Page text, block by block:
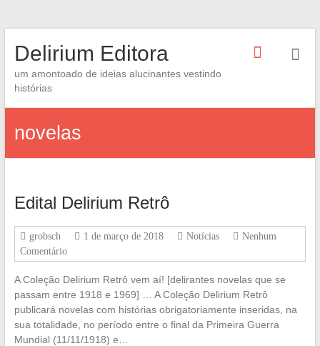
Delirium Editora
um amontoado de ideias alucinantes vestindo
histórias
novelas
Edital Delirium Retrô
grobsch 1 de março de 2018 Notícias
Nenhum
Comentário
A Coleção Delirium Retrô vem aí! [delirantes novelas que se
passam entre 1918 e 1969] … A Coleção Delirium Retrô
publicará novelas com histórias obrigatoriamente inseridas, na
sua totalidade, no período entre o final da Primeira Guerra
Mundial (11/11/1918) e…